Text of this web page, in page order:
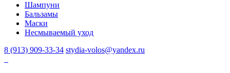
Шампуни
Бальзамы
Маски
Несмываемый уход
8 (913) 909-33-34 stydia-volos@yandex.ru